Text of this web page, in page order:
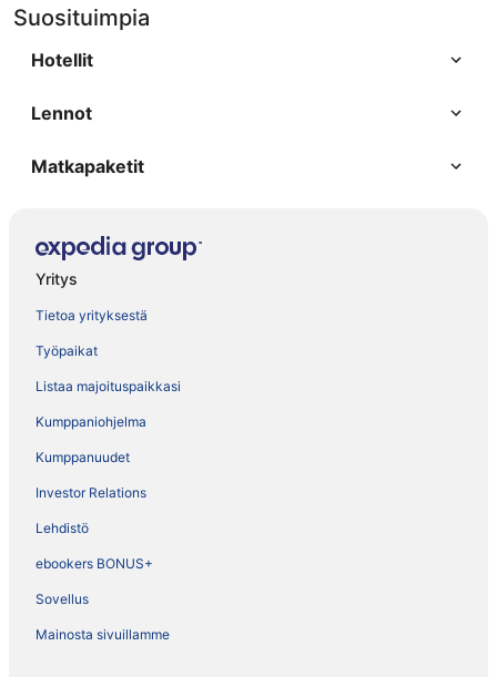
Suosituimpia
Hotellit
Lennot
Matkapaketit
Yritys
Tietoa yrityksestä
Työpaikat
Listaa majoituspaikkasi
Kumppaniohjelma
Kumppanuudet
Investor Relations
Lehdistö
ebookers BONUS+
Sovellus
Mainosta sivuillamme